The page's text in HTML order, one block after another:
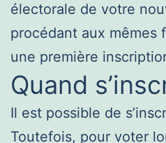
électorale de votre
procédant aux mêmes
une première
Quand
Il est possible de
Toutefois, pour voter